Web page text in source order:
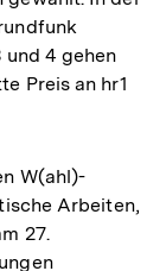
und 4 gehen
Preis an hr1
W(ahl)-
Arbeiten,
27.